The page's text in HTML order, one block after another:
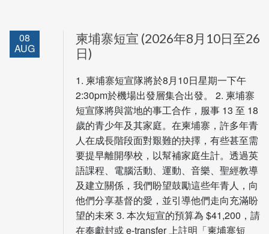
08
AUG
柬埔寨短宣 (2026年8月10日至26
日)
1. 柬埔寨短宣隊將於8月10日星期一下午
2:30pm於機場出發層集合出發。 2. 柬埔寨
短宣隊將與當地的事工合作，服事 13 至 18
歲的青少年及其家庭。在柬埔寨，許多年青
人在成長階段面對艱難的抉擇，有些甚至需
要提早離開學校，以幫補家庭生計。透過英
語課程、電腦活動、運動、音樂、聖經教導
及建立關係，我們盼望鼓勵這些年青人，向
他們分享基督的愛，並引導他們走向充滿盼
望的未來 3. 本次短宣的預算為 $41,200，請
在奉獻封或 e-transfer 上註明「柬埔寨短